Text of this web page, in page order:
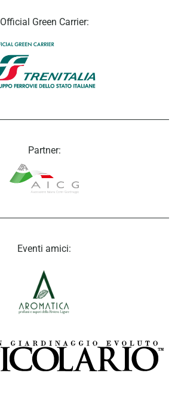
Official Green Carrier:
Partner:
Eventi amici: